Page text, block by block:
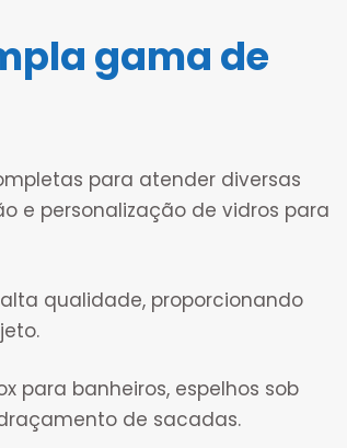
gama de
para atender diversas
e personalização de vidros para
qualidade, proporcionando
para banheiros, espelhos sob
de sacadas.